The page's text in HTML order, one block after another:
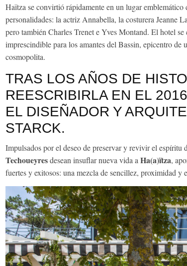
Haïtza se convirtió rápidamente en un lugar emblemático
personalidades: la actriz Annabella, la costurera Jeanne
pero también Charles Trenet e Yves Montand. El hotel
imprescindible para los amantes del Bassin, epicentro de
cosmopolita.
TRAS LOS AÑOS DE
REESCRIBIRLA EN EL
EL DISEÑADOR Y
STARCK.
Impulsados ​​por el deseo de preservar y revivir el espíritu
Techoueyresdesean insuflar nueva vida a Ha(a)ïtza,
fuertes y exitosos: una mezcla de sencillez, proximidad y